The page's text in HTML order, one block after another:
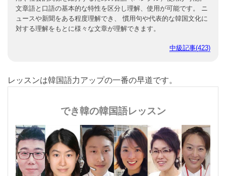
文章語と口語の基本的な特性を区分し理解、使用が可能です。 ニ
ュースや新聞をある程度理解でき、 慣用句や代表的な韓国文化に
対する理解をもとに様々な文章が理解できます。
中級記事(423)
レッスンは韓国語力アップの一番の早道です。
でき韓の韓国語レッスン